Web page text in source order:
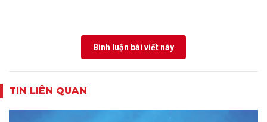
Bình luận bài viết này
TIN LIÊN QUAN